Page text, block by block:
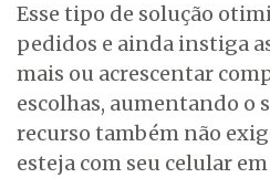
Esse tipo de solução
pedidos e ainda instiga
mais ou acrescentar
escolhas, aumentando o
recurso também não
esteja com seu celular